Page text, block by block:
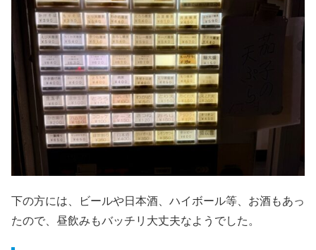
下の方には、ビールや日本酒、ハイボール等、お酒もあっ
たので、昼飲みもバッチリ大丈夫なようでした。